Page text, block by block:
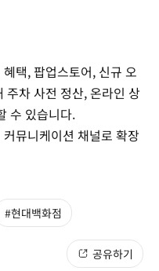
택, 팝업스토어, 신규 오
주차 사전 정산, 온라인 상
수 있습니다.
뮤니케이션 채널로 확장
#현대백화점
공유하기